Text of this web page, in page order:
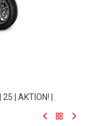
| AKTION! |